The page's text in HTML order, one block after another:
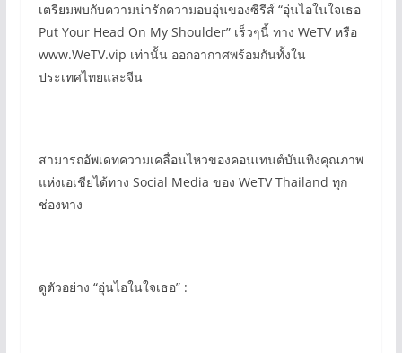
เตรียมพบกับความน่ารักความอบอุ่นของซีรีส์ “อุ่นไอในใจเธอ
Put Your Head On My Shoulder” เร็วๆนี้ ทาง WeTV หรือ
www.WeTV.vip เท่านั้น ออกอากาศพร้อมกันทั้งใน
ประเทศไทยและจีน
สามารถอัพเดทความเคลื่อนไหวของคอนเทนต์บันเทิงคุณภาพ
แห่งเอเชียได้ทาง Social Media ของ WeTV Thailand ทุก
ช่องทาง
ดูตัวอย่าง “อุ่นไอในใจเธอ” :